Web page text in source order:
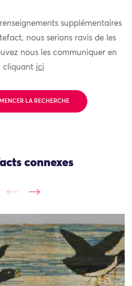
supplémentaires
nous serions ravis de les
nous les communiquer en
cliquant ici
LA RECHERCHE
connexes